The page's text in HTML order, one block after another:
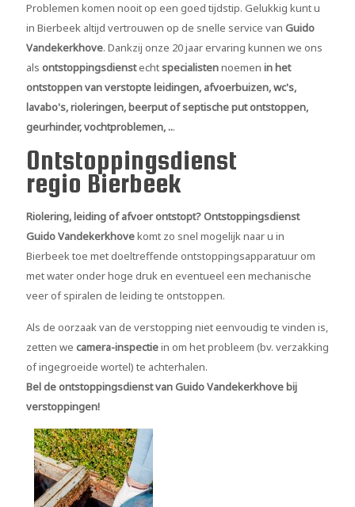
Problemen komen nooit op een goed tijdstip. Gelukkig kunt u
in Bierbeek altijd vertrouwen op de snelle service van Guido
Vandekerkhove. Dankzij onze 20 jaar ervaring kunnen we ons
als ontstoppingsdienstechtspecialistennoemen in het
ontstoppen van verstopte leidingen, afvoerbuizen, wc's,
lavabo's, rioleringen, beerput of septische put ontstoppen,
geurhinder, vochtproblemen, ...
Ontstoppingsdienst
regio Bierbeek
Riolering, leiding of afvoer ontstopt?Ontstoppingsdienst
Guido Vandekerkhovekomt zo snel mogelijk naar u in
Bierbeek toe met doeltreffende ontstoppingsapparatuur om
met water onder hoge druk en eventueel een mechanische
veer of spiralen de leiding te ontstoppen.
Als de oorzaak van de verstopping niet eenvoudig te vinden is,
zetten we camera-inspectiein om het probleem (bv. verzakking
of ingegroeide wortel) te achterhalen.
Bel de ontstoppingsdienst vanGuido Vandekerkhove bij
verstoppingen!